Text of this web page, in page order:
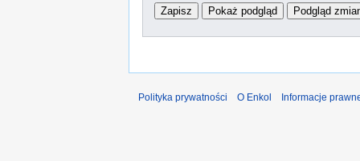
Polityka prywatności O Enkol Informacje